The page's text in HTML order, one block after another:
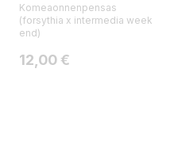
Komeaonnenpensas
(forsythia x intermedia week
end)
Hinta
12,00 €